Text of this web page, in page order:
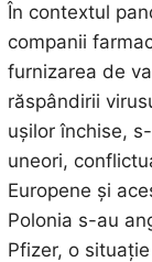
În contextul
companii
furnizarea de
răspândirii
ușilor închise,
uneori,
Europene și
Polonia s-au
Pfizer, o